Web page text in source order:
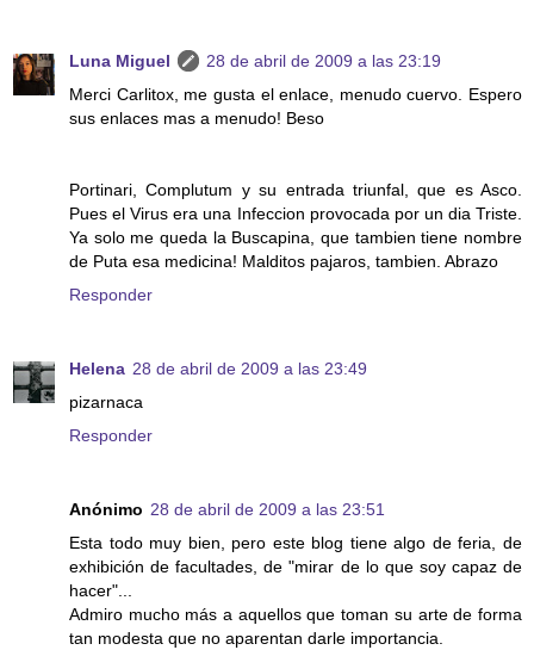
Luna Miguel
28 de abril de 2009 a las 23:19
Merci Carlitox, me gusta el enlace, menudo cuervo. Espero
sus enlaces mas a menudo! Beso
Portinari, Complutum y su entrada triunfal, que es Asco.
Pues el Virus era una Infeccion provocada por un dia Triste.
Ya solo me queda la Buscapina, que tambien tiene nombre
de Puta esa medicina! Malditos pajaros, tambien. Abrazo
Responder
Helena 28 de abril de 2009 a las 23:49
pizarnaca
Responder
Anónimo 28 de abril de 2009 a las 23:51
Esta todo muy bien, pero este blog tiene algo de feria, de
exhibición de facultades, de "mirar de lo que soy capaz de
hacer"...
Admiro mucho más a aquellos que toman su arte de forma
tan modesta que no aparentan darle importancia.